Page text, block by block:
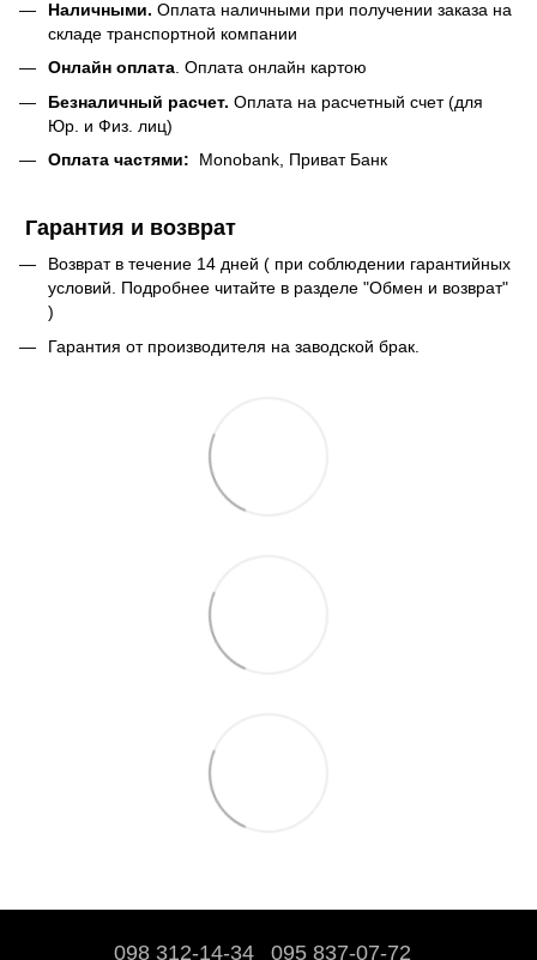
Наличными. Оплата наличными при получении заказа на
складе транспортной компании
Онлайн оплата . Оплата онлайн картою
Безналичный расчет. Оплата на расчетный счет (для
Юр. и Физ. лиц)
Оплата частями: Monobank, Приват Банк
Гарантия и возврат
Возврат в течение 14 дней ( при соблюдении гарантийных
условий. Подробнее читайте в разделе "Обмен и возврат"
)
Гарантия от производителя на заводской брак.
098 312-14-34 095 837-07-72